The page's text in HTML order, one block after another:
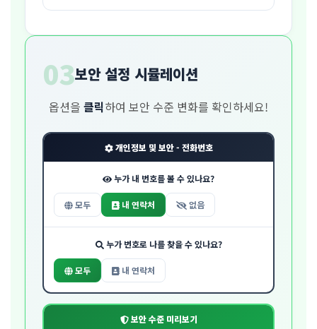
03보안 설정 시뮬레이션
옵션을 클릭하여 보안 수준 변화를 확인하세요!
개인정보 및 보안 - 전화번호
누가 내 번호를 볼 수 있나요?
모두 내 연락처 없음
누가 번호로 나를 찾을 수 있나요?
모두 내 연락처
보안 수준 미리보기